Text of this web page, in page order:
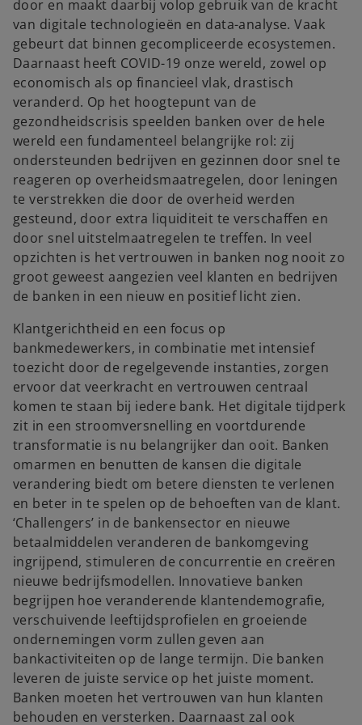
door en maakt daarbij volop gebruik van de kracht
van digitale technologieën en data-analyse. Vaak
gebeurt dat binnen gecompliceerde ecosystemen.
Daarnaast heeft COVID-19 onze wereld, zowel op
economisch als op financieel vlak, drastisch
veranderd. Op het hoogtepunt van de
gezondheidscrisis speelden banken over de hele
wereld een fundamenteel belangrijke rol: zij
ondersteunden bedrijven en gezinnen door snel te
reageren op overheidsmaatregelen, door leningen
te verstrekken die door de overheid werden
gesteund, door extra liquiditeit te verschaffen en
door snel uitstelmaatregelen te treffen. In veel
opzichten is het vertrouwen in banken nog nooit zo
groot geweest aangezien veel klanten en bedrijven
de banken in een nieuw en positief licht zien.
Klantgerichtheid en een focus op
bankmedewerkers, in combinatie met intensief
toezicht door de regelgevende instanties, zorgen
ervoor dat veerkracht en vertrouwen centraal
komen te staan bij iedere bank. Het digitale tijdperk
zit in een stroomversnelling en voortdurende
transformatie is nu belangrijker dan ooit. Banken
omarmen en benutten de kansen die digitale
verandering biedt om betere diensten te verlenen
en beter in te spelen op de behoeften van de klant.
‘Challengers’ in de bankensector en nieuwe
betaalmiddelen veranderen de bankomgeving
ingrijpend, stimuleren de concurrentie en creëren
nieuwe bedrijfsmodellen. Innovatieve banken
begrijpen hoe veranderende klantendemografie,
verschuivende leeftijdsprofielen en groeiende
ondernemingen vorm zullen geven aan
bankactiviteiten op de lange termijn. Die banken
leveren de juiste service op het juiste moment.
Banken moeten het vertrouwen van hun klanten
behouden en versterken. Daarnaast zal ook